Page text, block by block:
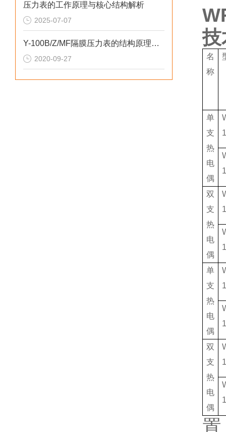
压力表的工作原理与核心结构解析
2025-07-07
Y-100B/Z/MF隔膜压力表的结构原理和温度特性
2020-09-27
技
名
称
单
支
热
电
偶
双
支
热
电
偶
单
支
热
电
偶
双
支
热
电
偶